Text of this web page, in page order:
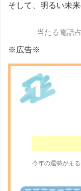
そして、明るい未
当たる電話
※広告※
今年の運勢がま